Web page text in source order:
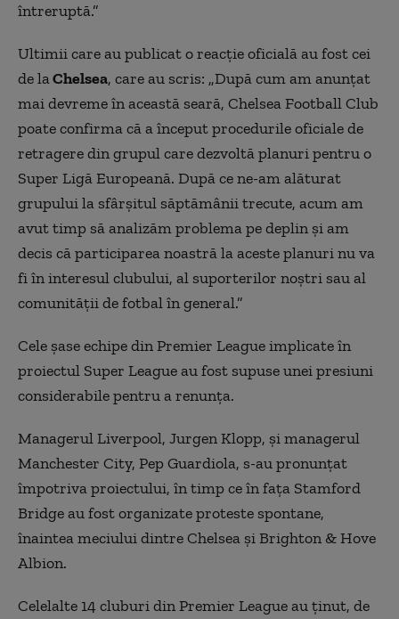
întreruptă.”
Ultimii care au publicat o reacție oficială au fost cei
de laChelsea, care au scris: „După cum am anunțat
mai devreme în această seară, Chelsea Football Club
poate confirma că a început procedurile oficiale de
retragere din grupul care dezvoltă planuri pentru o
Super Ligă Europeană. După ce ne-am alăturat
grupului la sfârșitul săptămânii trecute, acum am
avut timp să analizăm problema pe deplin și am
decis că participarea noastră la aceste planuri nu va
fi în interesul clubului, al suporterilor noștri sau al
comunității de fotbal în general.”
Cele șase echipe din Premier League implicate în
proiectul Super League au fost supuse unei presiuni
considerabile pentru a renunța.
Managerul Liverpool, Jurgen Klopp, și managerul
Manchester City, Pep Guardiola, s-au pronunțat
împotriva proiectului, în timp ce în fața Stamford
Bridge au fost organizate proteste spontane,
înaintea meciului dintre Chelsea și Brighton & Hove
Albion.
Celelalte 14 cluburi din Premier League au ținut, de